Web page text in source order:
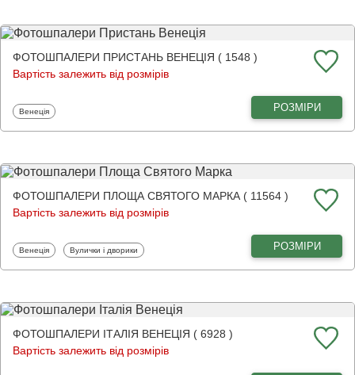
ФОТОШПАЛЕРИ ПРИСТАНЬ ВЕНЕЦІЯ ( 1548 )
Вартість залежить від розмірів
Фотошпалери
Венеція РОЗМІРИ
ФОТОШПАЛЕРИ ПЛОЩА СВЯТОГО МАРКА ( 11564 )
Вартість залежить від розмірів
Фотошпалери
Венеція Фотошпалери
Вулички і дворики РОЗМІРИ
ФОТОШПАЛЕРИ ІТАЛІЯ ВЕНЕЦІЯ ( 6928 )
Вартість залежить від розмірів